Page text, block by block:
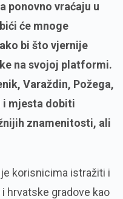
ponovno vraćaju u
će mnoge
bi što vjernije
na svojoj platformi.
Varaždin, Požega,
i mjesta dobiti
znamenitosti, ali
korisnicima istražiti i
hrvatske gradove kao